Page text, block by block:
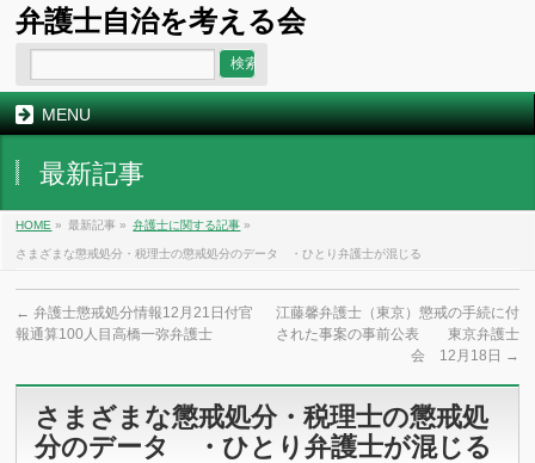
弁護士自治を考える会
MENU
最新記事
HOME » 最新記事 » 弁護士に関する記事 »
さまざまな懲戒処分・税理士の懲戒処分のデータ ・ひとり弁護士が混じる
← 弁護士懲戒処分情報12月21日付官
報通算100人目高橋一弥弁護士
江藤馨弁護士（東京）懲戒の手続に付
された事案の事前公表 東京弁護士
会 12月18日 →
さまざまな懲戒処分・税理士の懲戒処
分のデータ ・ひとり弁護士が混じる